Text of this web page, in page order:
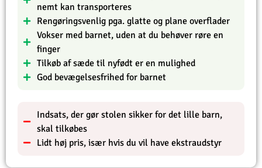
nemt kan transporteres
Rengøringsvenlig pga. glatte og plane overflader
Vokser med barnet, uden at du behøver røre en
finger
Tilkøb af sæde til nyfødt er en mulighed
God bevægelsesfrihed for barnet
Indsats, der gør stolen sikker for det lille barn,
skal tilkøbes
Lidt høj pris, især hvis du vil have ekstraudstyr